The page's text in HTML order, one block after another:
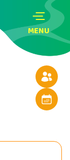
Annuaire
Agenda
MENU